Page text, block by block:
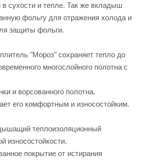
в сухости и тепле. Так же вкладыш
фольгу для отражения холода и
защиты фольги.
"Мороз" сохраняет тепло до
многослойного полотна с
и ворсованного полотна.
его комфортным и износостойким.
теплоизоляционный
износостойкости.
покрытие от истирания